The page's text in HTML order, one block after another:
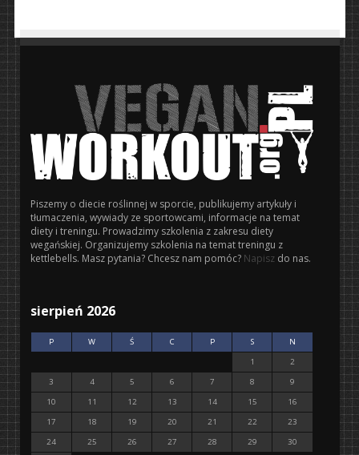
Piszemy o diecie roślinnej w sporcie, publikujemy artykuły i
tłumaczenia, wywiady ze sportowcami, informacje na temat
diety i treningu. Prowadzimy szkolenia z zakresu diety
wegańskiej. Organizujemy szkolenia na temat treningu z
kettlebells. Masz pytania? Chcesz nam pomóc? Napisz do nas.
sierpień 2026
P W Ś C P S
N
1
2
3
4 5 6 7 8
9
10
11 12 13 14 15
16
17
18 19 20 21 22
23
24
25 26 27 28 29
30